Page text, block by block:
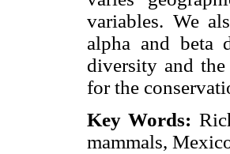
variables. We
alpha and beta
diversity and
for the
Key Words:
mammals,